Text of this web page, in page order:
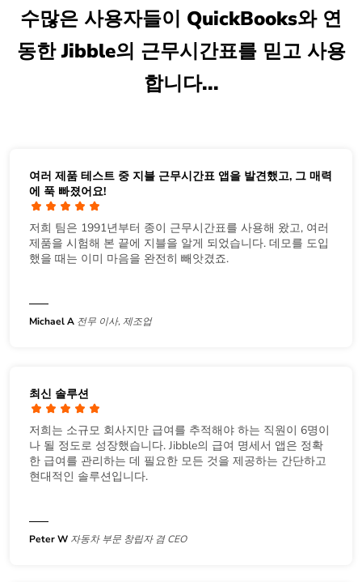
수많은 사용자들이 QuickBooks와 연
동한 Jibble의 근무시간표를 믿고 사용
합니다...
여러 제품 테스트 중 지블 근무시간표 앱을 발견했고, 그 매력
에 푹 빠졌어요!
저희 팀은 1991년부터 종이 근무시간표를 사용해 왔고, 여러
제품을 시험해 본 끝에 지블을 알게 되었습니다. 데모를 도입
했을 때는 이미 마음을 완전히 빼앗겼죠.
Michael A 전무 이사, 제조업
최신 솔루션
저희는 소규모 회사지만 급여를 추적해야 하는 직원이 6명이
나 될 정도로 성장했습니다. Jibble의 급여 명세서 앱은 정확
한 급여를 관리하는 데 필요한 모든 것을 제공하는 간단하고
현대적인 솔루션입니다.
Peter W 자동차 부문 창립자 겸 CEO